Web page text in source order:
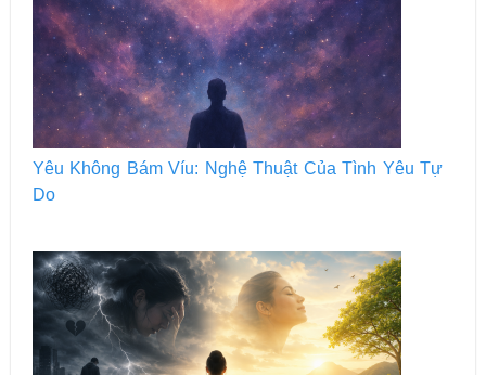
Yêu Không Bám Víu: Nghệ Thuật Của Tình Yêu Tự
Do